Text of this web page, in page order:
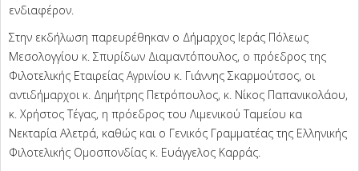
ενδιαφέρον.
Στην εκδήλωση παρευρέθηκαν ο Δήμαρχος Ιεράς Πόλεως
Μεσολογγίου κ. Σπυρίδων Διαμαντόπουλος, ο πρόεδρος της
Φιλοτελικής Εταιρείας Αγρινίου κ. Γιάννης Σκαρμούτσος, οι
αντιδήμαρχοι κ. Δημήτρης Πετρόπουλος, κ. Νίκος Παπανικολάου,
κ. Χρήστος Τέγας, η πρόεδρος του Λιμενικού Ταμείου κα
Νεκταρία Αλετρά, καθώς και ο Γενικός Γραμματέας της Ελληνικής
Φιλοτελικής Ομοσπονδίας κ. Ευάγγελος Καρράς.